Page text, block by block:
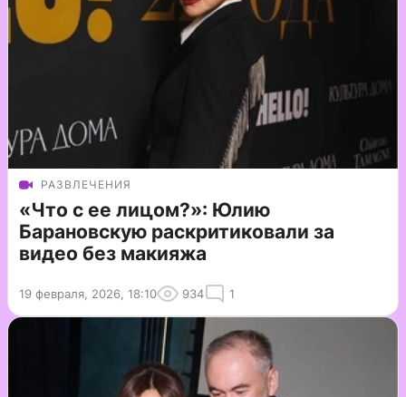
РАЗВЛЕЧЕНИЯ
«Что с ее лицом?»: Юлию
Барановскую раскритиковали за
видео без макияжа
19 февраля, 2026, 18:10 934 1